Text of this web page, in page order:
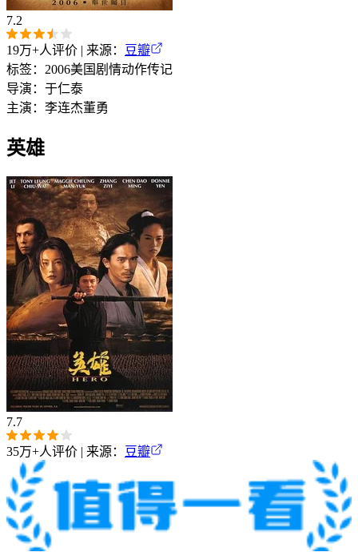
7.2
19万+人评价 | 来源：
豆瓣
标签： 2006美国 剧情动作传记
导演： 于仁泰
主演： 李连杰董勇
英雄‎
7.7
35万+人评价 | 来源： 豆瓣